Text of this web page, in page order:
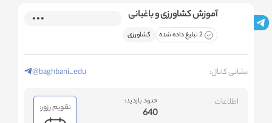
آموزش کشاورزی و باغبانی
2 تبلیغ داده شده کشاورزی
نشانی کانال: @baghbani_edu
اطلاعات حدود بازدید:
640 تقویم رزور: